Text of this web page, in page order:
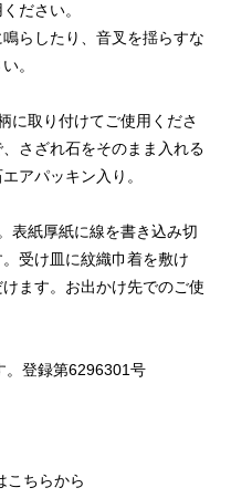
ださい。
らしたり、音叉を揺らすな
。
に取り付けてご使用くださ
さざれ石をそのまま入れる
アパッキン入り。
表紙厚紙に線を書き込み切
受け皿に紋織巾着を敷け
ます。お出かけ先でのご使
。登録第6296301号
こちらから